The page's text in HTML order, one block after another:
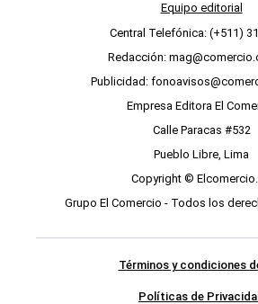
Equipo editorial
Central Telefónica: (+511)
Redacción:
Publicidad:
Empresa Editora El
Calle Paracas #532
Pueblo Libre, Lima
Copyright ©
Grupo El Comercio - Todos los
Términos y condiciones
Políticas de